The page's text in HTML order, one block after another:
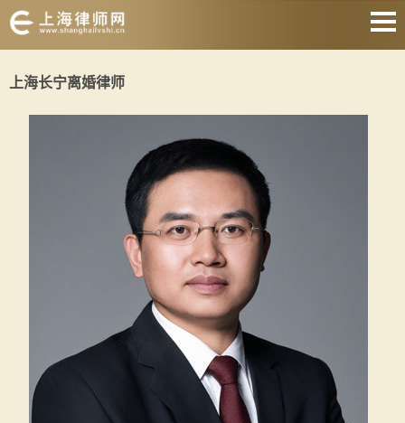
房产纠纷
合同纠纷
征地拆迁
劳动纠纷
关于我们
上海长宁离婚律师